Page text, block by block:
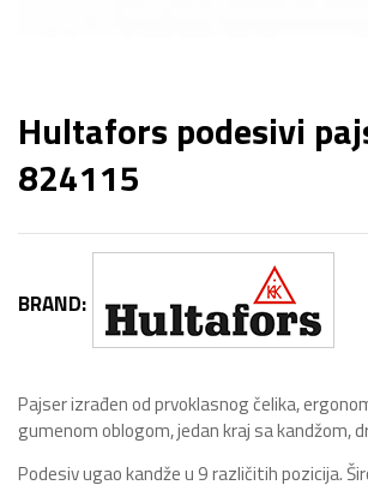
Hultafors podesivi
824115
BRAND:
Pajser izrađen od prvoklasnog čelika,
gumenom oblogom, jedan kraj sa kandžom,
Podesiv ugao kandže u 9 različitih pozicija.